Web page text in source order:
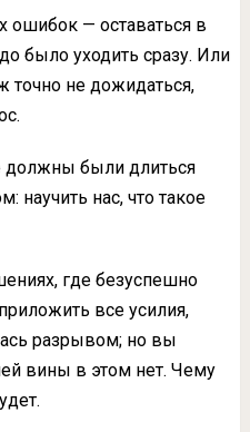
— оставаться в
было уходить сразу. Или
точно не дожидаться,
должны были длиться
научить нас, что такое
где безуспешно
все усилия,
разрывом; но вы
вины в этом нет. Чему